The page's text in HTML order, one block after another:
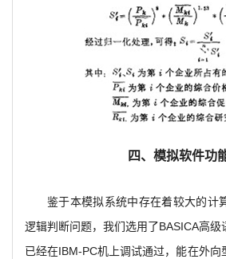
四、模拟软件功
鉴于本模拟系统中存在着较大的计
逻辑判断问题，我们选用了BASICA高级
已经在IBM-PC机上调试通过，能在外向